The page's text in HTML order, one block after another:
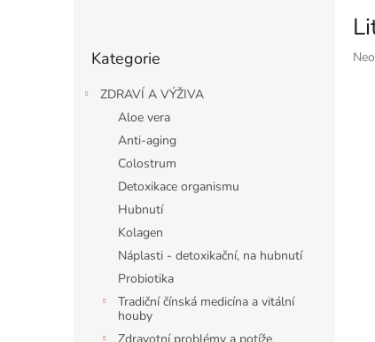
kategorie
Kategorie
ZDRAVÍ A VÝŽIVA
Aloe vera
Anti-aging
Colostrum
Detoxikace organismu
Hubnutí
Kolagen
Náplasti - detoxikační, na hubnutí
Probiotika
Tradiční čínská medicína a vitální
houby